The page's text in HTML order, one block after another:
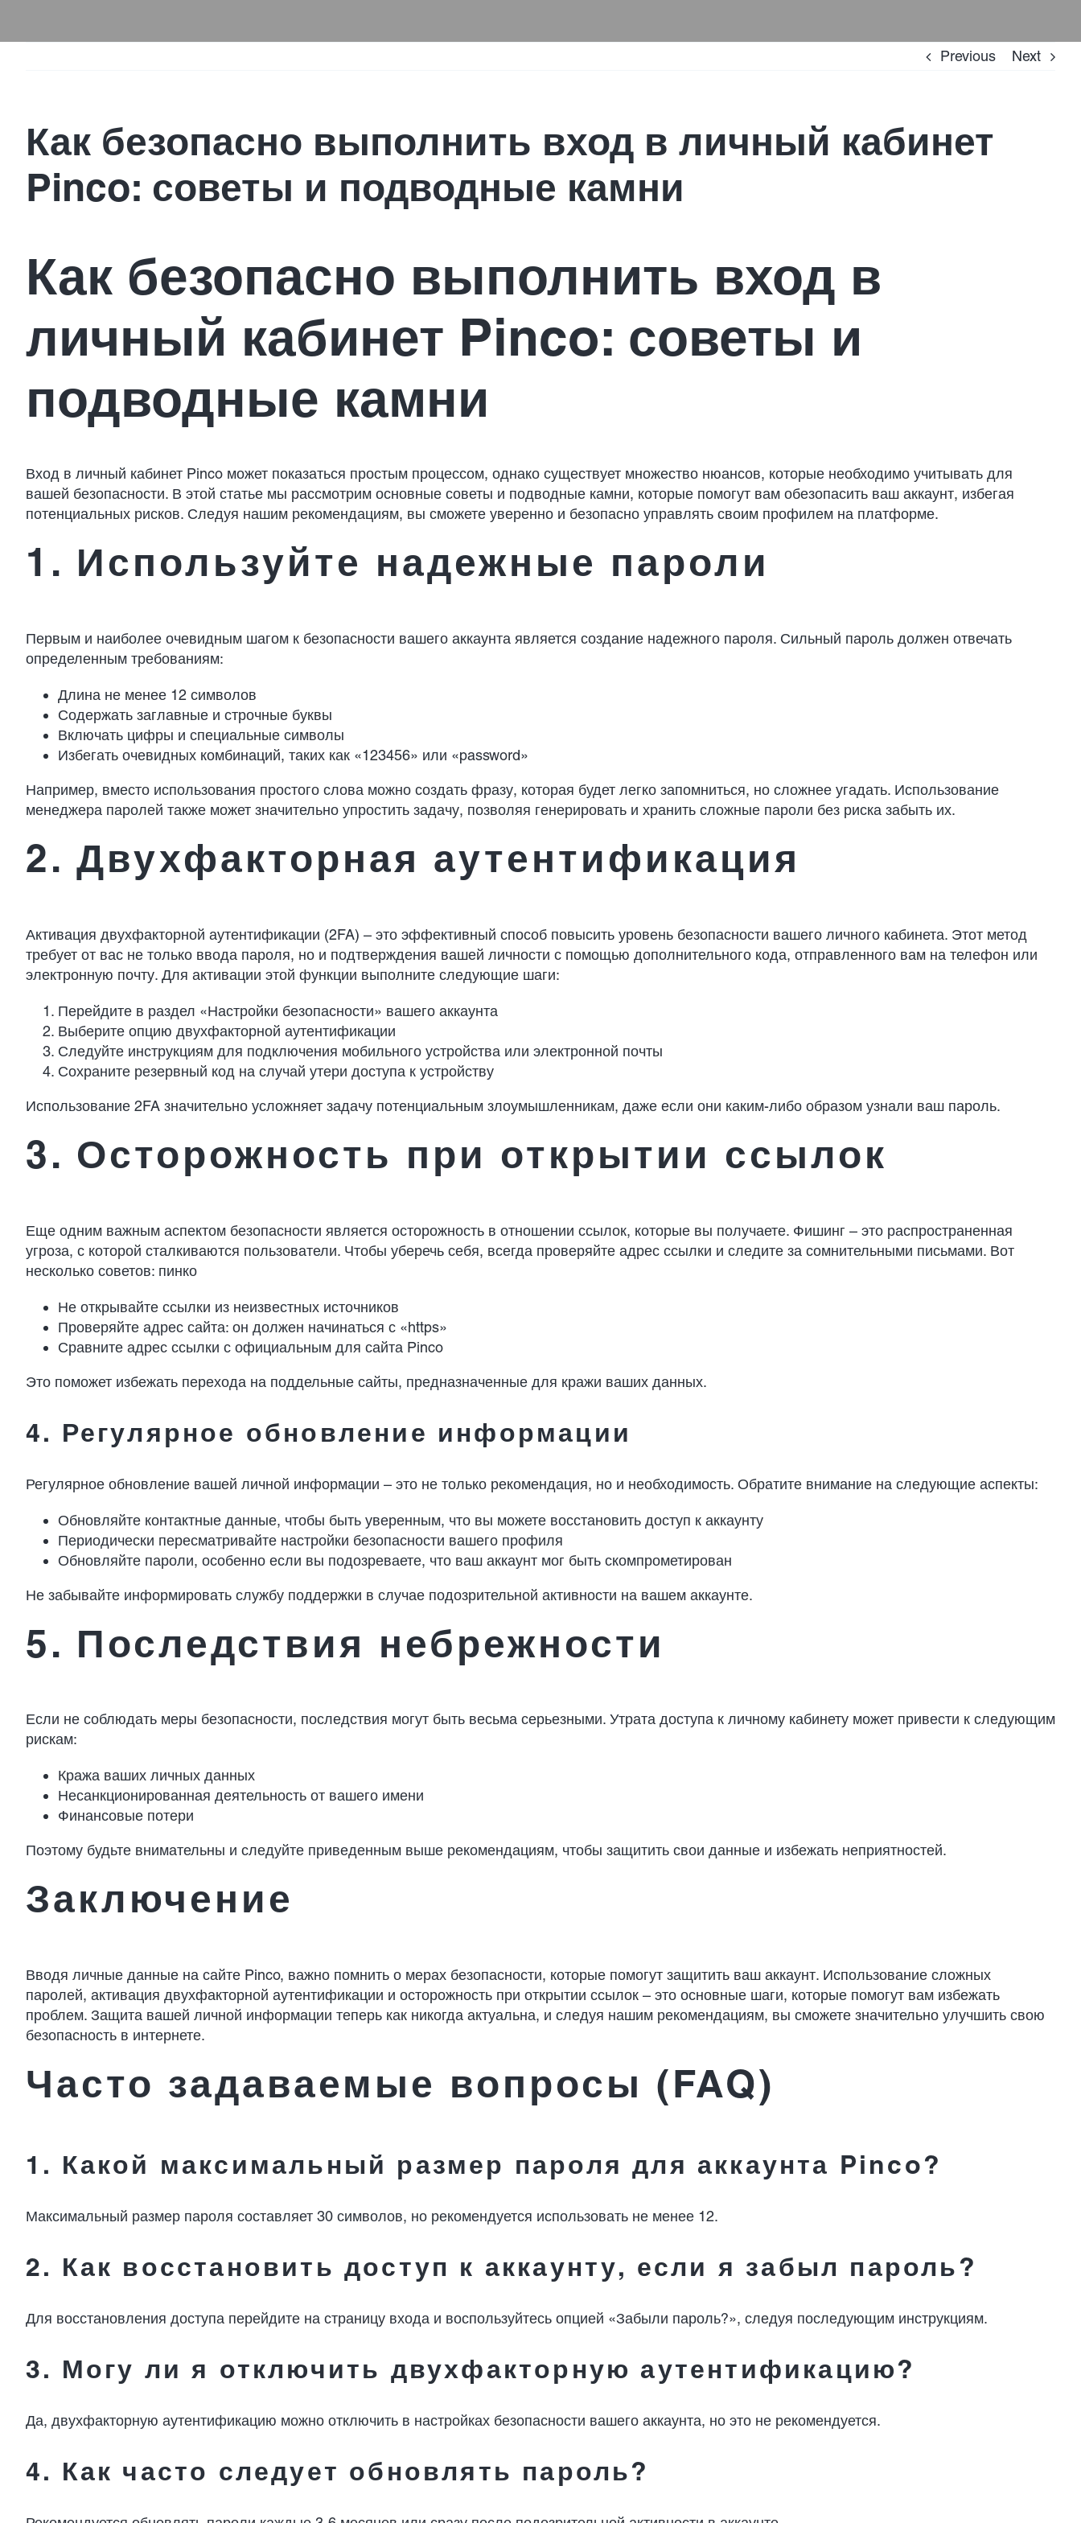
Previous Next
Как безопасно выполнить вход в личный кабинет
Pinco: советы и подводные камни
Как безопасно выполнить вход в
личный кабинет Pinco: советы и
подводные камни
Вход в личный кабинет Pinco может показаться простым процессом, однако существует множество нюансов, которые необходимо учитывать для
вашей безопасности. В этой статье мы рассмотрим основные советы и подводные камни, которые помогут вам обезопасить ваш аккаунт, избегая
потенциальных рисков. Следуя нашим рекомендациям, вы сможете уверенно и безопасно управлять своим профилем на платформе.
1. Используйте надежные пароли
Первым и наиболее очевидным шагом к безопасности вашего аккаунта является создание надежного пароля. Сильный пароль должен отвечать
определенным требованиям:
Длина не менее 12 символов
Содержать заглавные и строчные буквы
Включать цифры и специальные символы
Избегать очевидных комбинаций, таких как «123456» или «password»
Например, вместо использования простого слова можно создать фразу, которая будет легко запомниться, но сложнее угадать. Использование
менеджера паролей также может значительно упростить задачу, позволяя генерировать и хранить сложные пароли без риска забыть их.
2. Двухфакторная аутентификация
Активация двухфакторной аутентификации (2FA) – это эффективный способ повысить уровень безопасности вашего личного кабинета. Этот метод
требует от вас не только ввода пароля, но и подтверждения вашей личности с помощью дополнительного кода, отправленного вам на телефон или
электронную почту. Для активации этой функции выполните следующие шаги:
Перейдите в раздел «Настройки безопасности» вашего аккаунта
Выберите опцию двухфакторной аутентификации
Следуйте инструкциям для подключения мобильного устройства или электронной почты
Сохраните резервный код на случай утери доступа к устройству
Использование 2FA значительно усложняет задачу потенциальным злоумышленникам, даже если они каким-либо образом узнали ваш пароль.
3. Осторожность при открытии ссылок
Еще одним важным аспектом безопасности является осторожность в отношении ссылок, которые вы получаете. Фишинг – это распространенная
угроза, с которой сталкиваются пользователи. Чтобы уберечь себя, всегда проверяйте адрес ссылки и следите за сомнительными письмами. Вот
несколько советов: пинко
Не открывайте ссылки из неизвестных источников
Проверяйте адрес сайта: он должен начинаться с «https»
Сравните адрес ссылки с официальным для сайта Pinco
Это поможет избежать перехода на поддельные сайты, предназначенные для кражи ваших данных.
4. Регулярное обновление информации
Регулярное обновление вашей личной информации – это не только рекомендация, но и необходимость. Обратите внимание на следующие аспекты:
Обновляйте контактные данные, чтобы быть уверенным, что вы можете восстановить доступ к аккаунту
Периодически пересматривайте настройки безопасности вашего профиля
Обновляйте пароли, особенно если вы подозреваете, что ваш аккаунт мог быть скомпрометирован
Не забывайте информировать службу поддержки в случае подозрительной активности на вашем аккаунте.
5. Последствия небрежности
Если не соблюдать меры безопасности, последствия могут быть весьма серьезными. Утрата доступа к личному кабинету может привести к следующим
рискам:
Кража ваших личных данных
Несанкционированная деятельность от вашего имени
Финансовые потери
Поэтому будьте внимательны и следуйте приведенным выше рекомендациям, чтобы защитить свои данные и избежать неприятностей.
Заключение
Вводя личные данные на сайте Pinco, важно помнить о мерах безопасности, которые помогут защитить ваш аккаунт. Использование сложных
паролей, активация двухфакторной аутентификации и осторожность при открытии ссылок – это основные шаги, которые помогут вам избежать
проблем. Защита вашей личной информации теперь как никогда актуальна, и следуя нашим рекомендациям, вы сможете значительно улучшить свою
безопасность в интернете.
Часто задаваемые вопросы (FAQ)
1. Какой максимальный размер пароля для аккаунта Pinco?
Максимальный размер пароля составляет 30 символов, но рекомендуется использовать не менее 12.
2. Как восстановить доступ к аккаунту, если я забыл пароль?
Для восстановления доступа перейдите на страницу входа и воспользуйтесь опцией «Забыли пароль?», следуя последующим инструкциям.
3. Могу ли я отключить двухфакторную аутентификацию?
Да, двухфакторную аутентификацию можно отключить в настройках безопасности вашего аккаунта, но это не рекомендуется.
4. Как часто следует обновлять пароль?